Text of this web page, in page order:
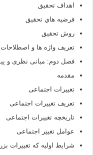
اهداف تحقيق
فرضيه هاي تحقيق
روش تحقيق
تعریف واژه ها و
فصل دوم: مبانی نظری و
مقدمه
تغییرات اجتماعی
تعريف‌ تغييرات‌ اجتماعی
تاريخچه‌ تغييرات‌ اجتماعی
عوامل‌ تغيير اجتماعی
شرايط‌ اوليه‌ كه‌ تغييرات‌